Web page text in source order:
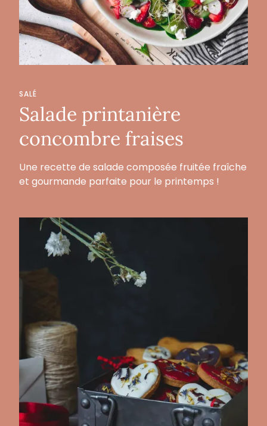
SALÉ
Salade printanière
concombre fraises
Une recette de salade composée fruitée fraîche
et gourmande parfaite pour le printemps !